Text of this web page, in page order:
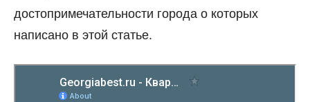
достопримечательности города о которых
написано в этой статье.